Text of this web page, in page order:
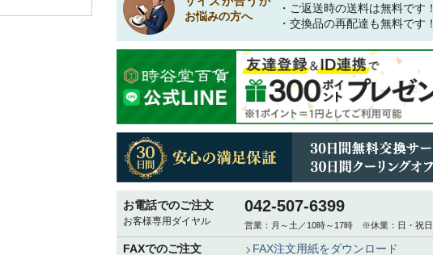
お悩みの方へ
・ご返送時の送料は無料です！
・交換品の再配達も無料です！
お電話でのご注文
お客様専用ダイヤル
042-507-6399
営業：月～土／10時～17時 ※休業：日・祝日
FAXでのご注文 FAX注文用紙をダウンロード